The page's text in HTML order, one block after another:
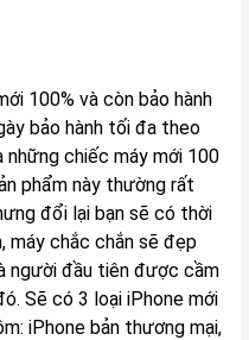
100% và còn bảo hành
bảo hành tối đa theo
những chiếc máy mới 100
phẩm này thường rất
đổi lại bạn sẽ có thời
máy chắc chắn sẽ đẹp
người đầu tiên được cầm
Sẽ có 3 loại iPhone mới
iPhone bản thương mại,